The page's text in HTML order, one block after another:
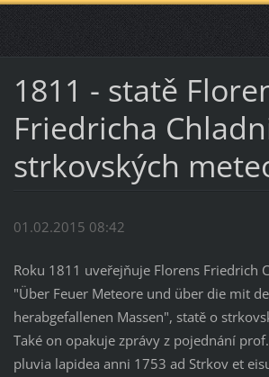
1811 - statě
Friedricha
strkovských
01.02.2015 08:42
Roku 1811 uveřejňuje Florens Friedrich
"Über Feuer Meteore und über die mit
herabgefallenen Massen", statě o
Také on opakuje zprávy z pojednání
pluvia lapidea anni 1753 ad Strkov et